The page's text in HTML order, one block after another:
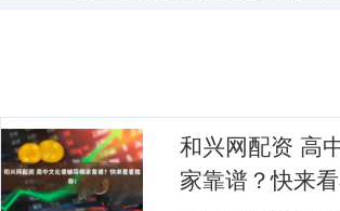
和兴网配资 高
家靠谱？快来